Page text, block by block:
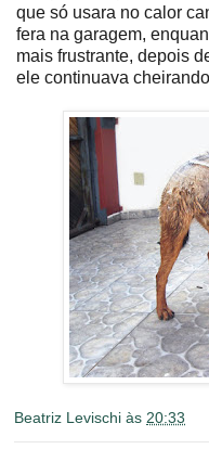
que só usara no calor
fera na garagem,
mais frustrante, depois
ele continuava
Beatriz Levischi às 20:33